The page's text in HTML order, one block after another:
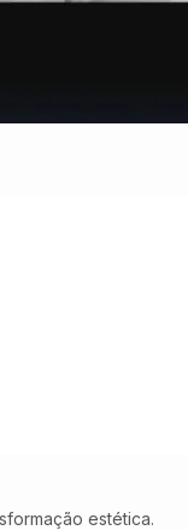
estética.